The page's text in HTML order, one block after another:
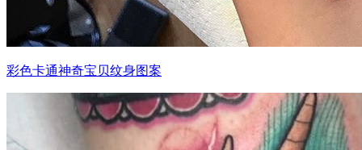
彩色卡通神奇宝贝纹身图案